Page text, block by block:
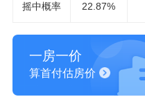
摇中概率 22.87%
一房一价
算首付估房价